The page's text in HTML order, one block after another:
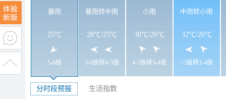
暴雨
25℃
5-6级
暴雨转中雨
28℃/25℃
5-6级转4-5级
小雨
30℃/26℃
4-5级转3-4级
中雨转小雨
32℃/26℃
<3级转3-4级
分时段预报 生活指数